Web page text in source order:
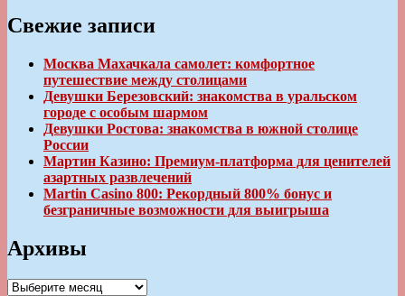
Свежие записи
Москва Махачкала самолет: комфортное
путешествие между столицами
Девушки Березовский: знакомства в уральском
городе с особым шармом
Девушки Ростова: знакомства в южной столице
России
Мартин Казино: Премиум-платформа для ценителей
азартных развлечений
Martin Casino 800: Рекордный 800% бонус и
безграничные возможности для выигрыша
Архивы
Архивы